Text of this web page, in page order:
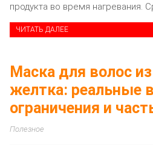
продукта во время нагревания.
ЧИТАТЬ ДАЛЕЕ
Маска для волос
желтка: реальные
ограничения и
Полезное